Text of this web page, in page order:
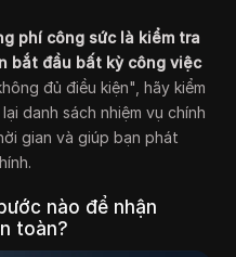
phí công sức là kiểm tra
bắt đầu bất kỳ công việc
đủ điều kiện", hãy kiểm
danh sách nhiệm vụ chính
gian và giúp bạn phát
nào để nhận
toàn?